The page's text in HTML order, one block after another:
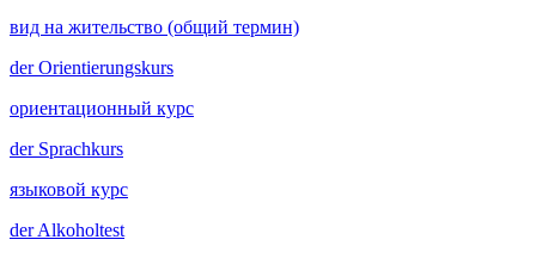
вид на жительство (общий термин)
derOrientierungskurs
ориентационный курс
derSprachkurs
языковой курс
derAlkoholtest